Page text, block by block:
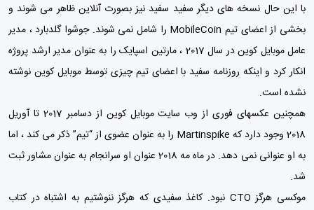
با این حال نسخه های دیگر سفید سفید نیز بصورت آنلاین ظاهر می شوند و
بخشی از اعضای تیم MobileCoin را شامل نمی شوند. جوشوا گلدبارد ، مدیر
عامل موبایل کوین در سال 2017 ، مارتین اسپایک را به عنوان مدیر ارشد پروژه
انکار کرد و اینکه روزنامه سفید با اعضای تیم چیزی توسط موبایل کوین نوشته
نشده است.
همچنین عکسهای فوری از وب سایت موبایل کوین از دسامبر 2017 تا آوریل
2018 وجود دارد که Martinspike را به عنوان عضوی از “تیم” ذکر می کند ، اما
به او عنوانی نمی دهد. در ماه مه 2018 عنوان او سرانجام به عنوان مشاور ثبت
شد.
موکسی هرگز CTO نبود. کاغذ سفیدی که هرگز ننوشتیم به اشتباه در کتاب